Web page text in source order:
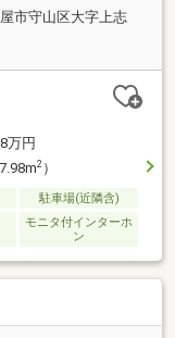
市守山区大字上志
8万円
2）
駐車場(近隣含)
モニタ付インターホ
ン